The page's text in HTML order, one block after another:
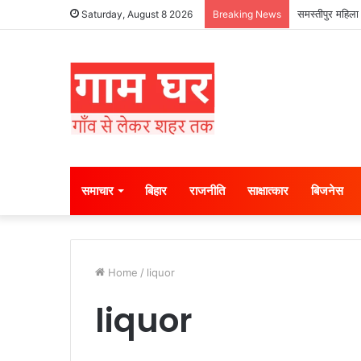
Saturday, August 8 2026 Breaking News समस्तीपुर
समाचार बिहार राजनीति साक्षात्कार बिजनेस
Home / liquor
liquor